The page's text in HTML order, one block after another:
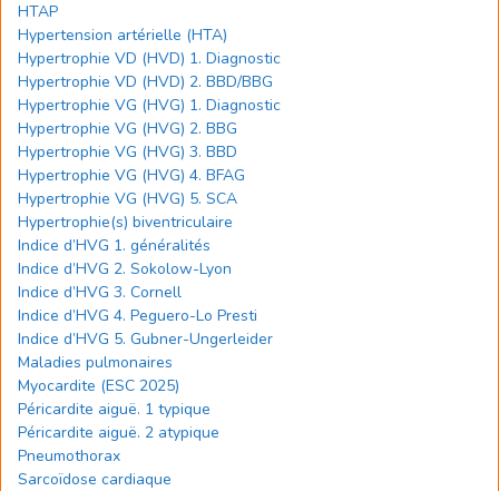
HTAP
Hypertension artérielle (HTA)
Hypertrophie VD (HVD) 1. Diagnostic
Hypertrophie VD (HVD) 2. BBD/BBG
Hypertrophie VG (HVG) 1. Diagnostic
Hypertrophie VG (HVG) 2. BBG
Hypertrophie VG (HVG) 3. BBD
Hypertrophie VG (HVG) 4. BFAG
Hypertrophie VG (HVG) 5. SCA
Hypertrophie(s) biventriculaire
Indice d’HVG 1. généralités
Indice d’HVG 2. Sokolow-Lyon
Indice d’HVG 3. Cornell
Indice d’HVG 4. Peguero-Lo Presti
Indice d’HVG 5. Gubner-Ungerleider
Maladies pulmonaires
Myocardite (ESC 2025)
Péricardite aiguë. 1 typique
Péricardite aiguë. 2 atypique
Pneumothorax
Sarcoïdose cardiaque